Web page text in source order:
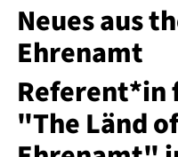
Neues aus
Ehrenamt
Referent*in
"The Länd